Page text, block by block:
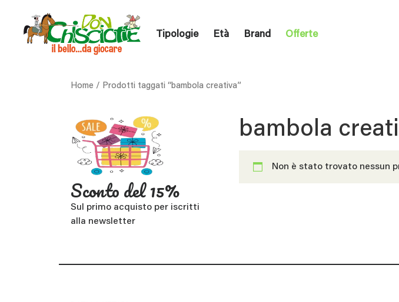
Tipologie Età Brand Offerte
Home / Prodotti taggati “bambola creativa”
Sconto del 15%
Sul primo acquisto per iscritti
alla newsletter
bambola
Non è stato trovato nessun